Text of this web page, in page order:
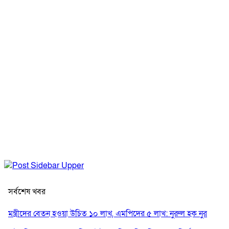
সর্বশেষ খবর
মন্ত্রীদের বেতন হওয়া উচিত ১০ লাখ, এমপিদের ৫ লাখ: নুরুল হক নুর